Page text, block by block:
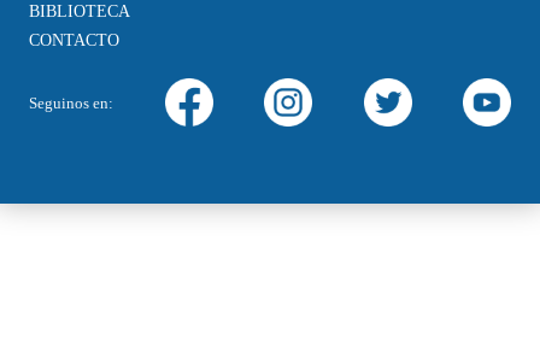
BIBLIOTECA
CONTACTO
Seguinos en: